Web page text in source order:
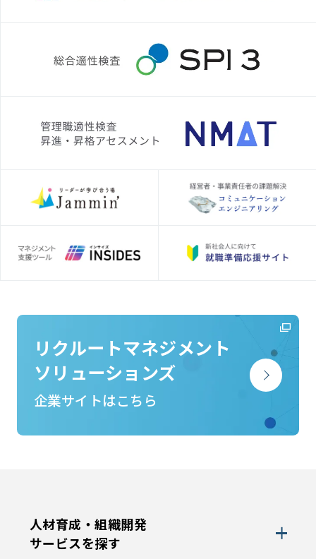
リクルートマネジメント
ソリューションズ
企業サイトはこちら
人材育成・組織開発
サービスを探す